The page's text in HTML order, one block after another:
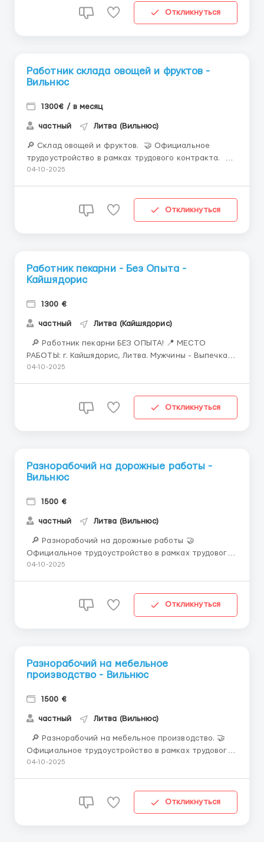
18-50 лет - медкомиссия 30 евро (с ЗП) - ра...
Откликнуться
Работник склада овощей и фруктов -
Вильнюс
1300€ / в месяц
частный Литва (Вильнюс)
🔎 Склад овощей и фруктов. 🤝 Официальное
трудоустройство в рамках трудового контракта. 📍
МЕСТО РАБОТЫ: г.Вильнюс, Литва. 📌 ТРЕБОВАНИЯ: -
разговорный русский. 📆 ГР...
04-10-2025
Откликнуться
Работник пекарни - Без Опыта -
Кайшядорис
1300 €
частный Литва (Кайшядорис)
РАБОТЫ: г. Кайшядорис, Литва. Мужчины - Выпечка
хлеба, Сем.пары - Формировка теста. 📌
04-10-2025
Откликнуться
Разнорабочий на дорожные работы -
Вильнюс
1500 €
частный Литва (Вильнюс)
Официальное трудоустройство в рамках трудового
контракта 📍 МЕСТО РАБОТЫ: г.ВИЛЬНЮС, Литва 📌
на дорожных работах - разговорный русский.&...
04-10-2025
Откликнуться
Разнорабочий на мебельное
производство - Вильнюс
1500 €
частный Литва (Вильнюс)
Официальное трудоустройство в рамках трудового
контракта. 📍 МЕСТО РАБОТЫ: г.Вильнюс, ЛИТВА. 📌
📆 ГРАФИК РАБОТЫ: - 5 дней в...
04-10-2025
Откликнуться